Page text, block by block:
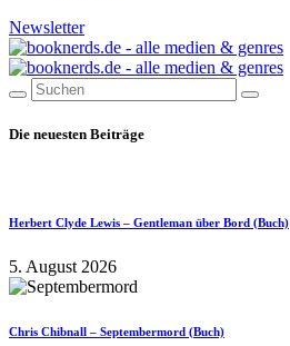
Newsletter
Die neuesten Beiträge
Herbert Clyde Lewis – Gentleman über Bord (Buch)
5. August 2026
Chris Chibnall – Septembermord (Buch)